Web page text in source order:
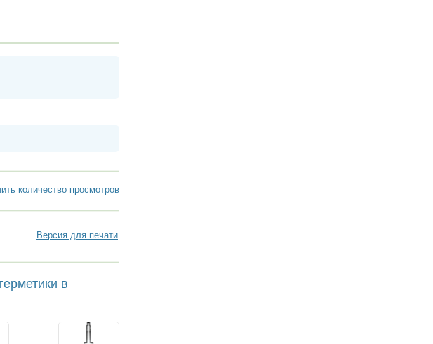
количество просмотров
Версия для печати
в